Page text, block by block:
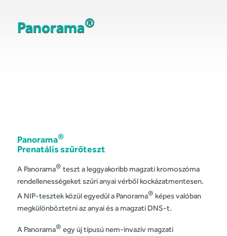
Panorama®
Panorama®
Prenatális szűrőteszt
A Panorama® teszt a leggyakoribb magzati kromoszóma
rendellenességeket szűri anyai vérből kockázatmentesen.
A NIP-tesztek közül egyedül a Panorama® képes valóban
megkülönböztetni az anyai és a magzati DNS-t.
A Panorama® egy új típusú nem-invazív magzati